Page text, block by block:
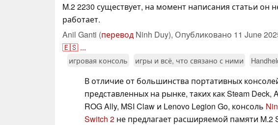
M.2 2230 существует, на момент написания статьи он
работает.
Anil Ganti (перевод Ninh Duy), Опубликовано 11 June
🇪🇸 ...
игровая консоль игры и всё, что связано с ними
В отличие от большинства портативных
представленных на рынке, таких как Steam Deck,
ROG Ally, MSI Claw и Lenovo Legion Go, консоль
Switch 2 не предлагает расширяемой памяти M.2